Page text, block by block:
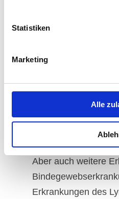
Statistiken
Marketing
Alle
Weiterhin führen
(Tuberkulose, AIDS,
Schwächung der
krankheitsbedingte
verzögert die
das Risiko von
Aber auch weitere
Erkrankungen des